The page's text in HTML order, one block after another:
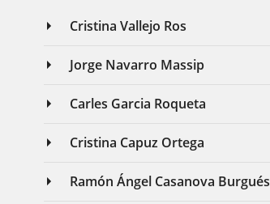
Cristina Vallejo Ros
Jorge Navarro Massip
Carles Garcia Roqueta
Cristina Capuz Ortega
Ramón Ángel Casanova Burgués